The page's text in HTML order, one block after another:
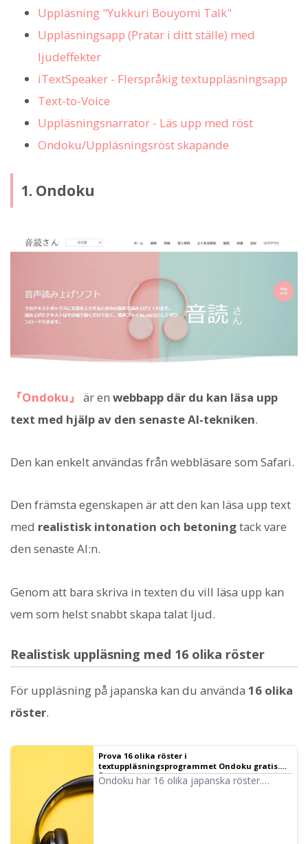
Uppläsning "Yukkuri Bouyomi Talk"
Uppläsningsapp (Pratar i ditt ställe) med
ljudeffekter
iTextSpeaker - Flerspråkig textuppläsningsapp
Text-to-Voice
Uppläsningsnarrator - Läs upp med röst
Ondoku/Uppläsningsröst skapande
1. Ondoku
『Ondoku』 är en webbapp där du kan läsa upp
text med hjälp av den senaste AI-tekniken.
Den kan enkelt användas från webbläsare som Safari.
Den främsta egenskapen är att den kan läsa upp text
med realistisk intonation och betoningtack vare
den senaste AI:n.
Genom att bara skriva in texten du vill läsa upp kan
vem som helst snabbt skapa talat ljud.
Realistisk uppläsning med 16 olika röster
För uppläsning på japanska kan du använda 16 olika
röster.
Prova 16 olika röster i
textuppläsningsprogrammet Ondoku gratis.
Ändra intryck med tonhöjdsjustering
Ondoku har 16 olika japanska röster.